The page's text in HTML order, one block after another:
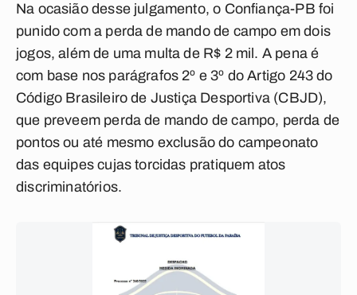
Na ocasião desse julgamento, o Confiança-PB foi
punido com a perda de mando de campo em dois
jogos, além de uma multa de R$ 2 mil. A pena é
com base nos parágrafos 2º e 3º do Artigo 243 do
Código Brasileiro de Justiça Desportiva (CBJD),
que preveem perda de mando de campo, perda de
pontos ou até mesmo exclusão do campeonato
das equipes cujas torcidas pratiquem atos
discriminatórios.